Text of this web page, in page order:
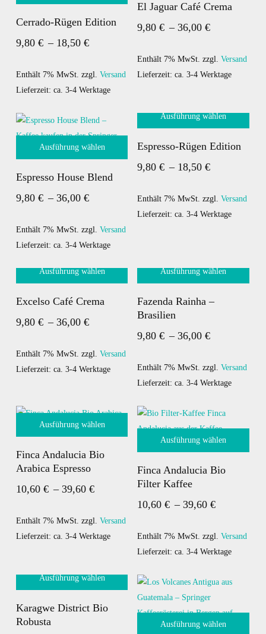
Produktseite
gewählt
der
Produktseite
werden
Produkt
weist
Varianten
auf.
Optionen
können
Produktseite
gewählt
Cerrado-Rügen Edition
9,80 € – 18,50 €
bis
18,50 €
Enthält 7% MwSt. zzgl. Versand
Lieferzeit: ca. 3-4 Werktage
Produkt
weist
Varianten
auf.
können
der
Produktseite
werden
El Jaguar Café Crema
9,80€ –36,00€
bis
36,00 €
Enthält 7% MwSt. zzgl.Versand
Lieferzeit: ca. 3-4 Werktage
Ausführung wählen
Produkt
weist
Varianten
auf.
Optionen
auf
der
gewählt
werden
Espresso House Blend
9,80 € – 36,00 € Preisspanne:
bis
36,00 €
Enthält 7% MwSt. zzgl. Versand
Lieferzeit: ca. 3-4 Werktage
Ausführung wählen
Produkt
weist
Varianten
auf.
Produktseite
gewählt
werden
Espresso-Rügen Edition
9,80€ – 18,50€
bis
18,50 €
Enthält 7% MwSt. zzgl.Versand
Lieferzeit: ca. 3-4 Werktage
Ausführung wählen
Produkt
weist
Varianten
auf.
können
Produktseite
werden
Excelso Café Crema
9,80 € – 36,00 € Preisspanne:
bis
36,00 €
Enthält 7% MwSt. zzgl. Versand
Lieferzeit: ca. 3-4 Werktage
Ausführung wählen
Produkt
weist
mehrere
auf.
Die
können
auf
gewählt
Fazenda Rainha –
Brasilien
9,80€ –36,00€
bis
36,00 €
Enthält 7% MwSt. zzgl.Versand
Lieferzeit: ca. 3-4 Werktage
Ausführung wählen
Produkt
weist
mehrere
auf.
Die
Produktseite
Finca Andalucia Bio
Arabica Espresso
10,60 € – 39,60 € Preisspanne:
bis
39,60 €
Enthält 7% MwSt. zzgl. Versand
Lieferzeit: ca. 3-4 Werktage
Ausführung wählen
Produkt
weist
mehrere
auf.
Die
können
auf
der
Produktseite
Finca Andalucia Bio
Filter Kaffee
10,60€ –39,60€
bis
39,60 €
Enthält 7% MwSt. zzgl.Versand
Lieferzeit: ca. 3-4 Werktage
Ausführung wählen
Produkt
weist
Karagwe District Bio
Robusta
Ausführung wählen